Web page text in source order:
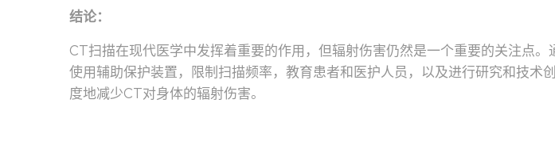
结论：
CT扫描在现代医学中发挥着重要的作用，但辐射伤害仍然是一个重要的关注点。
使用辅助保护装置，限制扫描频率，教育患者和医护人员，以及进行研究和技术
度地减少CT对身体的辐射伤害。